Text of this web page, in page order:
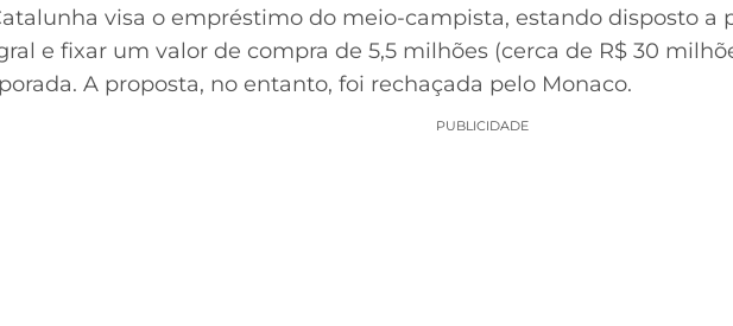
visa o empréstimo do meio-campista, estando disposto a
e fixar um valor de compra de 5,5 milhões (cerca de R$ 30
A proposta, no entanto, foi rechaçada pelo Monaco.
PUBLICIDADE